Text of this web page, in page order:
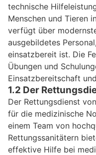
technische
Menschen und Tieren
verfügt über
ausgebildetes
einsatzbereit ist. Die
Übungen und
Einsatzbereitschaft
1.2 Der
Der Rettungsdienst
für die medizinische
einem Team von
Rettungssanitätern
effektive Hilfe bei